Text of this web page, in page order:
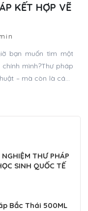
KẾT HỢP VẼ
bạn muốn tìm một
mình?Thư pháp
– mà còn là cách
THƯ PHÁP
SINH QUỐC TẾ
Bắc Thái 500ML